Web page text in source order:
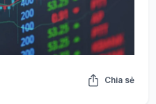
Chia sẻ